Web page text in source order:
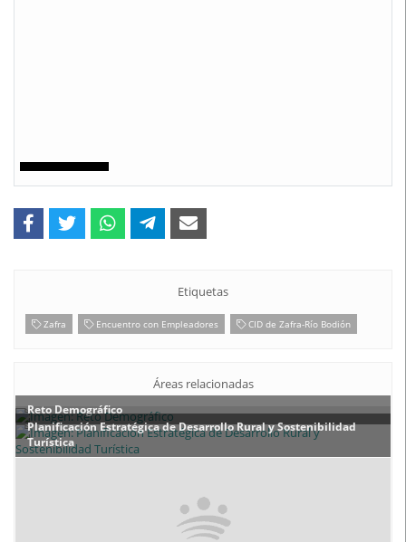
Etiquetas
Zafra Encuentro con Empleadores CID de Zafra-Río Bodión
Áreas relacionadas
Reto Demográfico
Planificación Estratégica de Desarrollo Rural y Sostenibilidad
Turística